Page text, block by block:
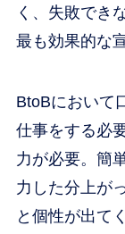
く、失敗でき
最も効果的な
BtoBにおいて
仕事をする必
力が必要。簡
力した分上が
と個性が出て